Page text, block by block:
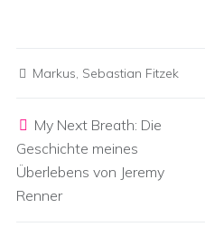
Markus, Sebastian Fitzek
My Next Breath: Die
Geschichte meines
Überlebens von Jeremy
Renner